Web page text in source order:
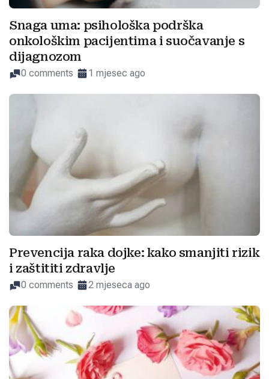
Snaga uma: psihološka podrška
onkološkim pacijentima i suočavanje s
dijagnozom
0 comments 1 mjesec ago
Prevencija raka dojke: kako smanjiti rizik
i zaštititi zdravlje
0 comments 2 mjeseca ago